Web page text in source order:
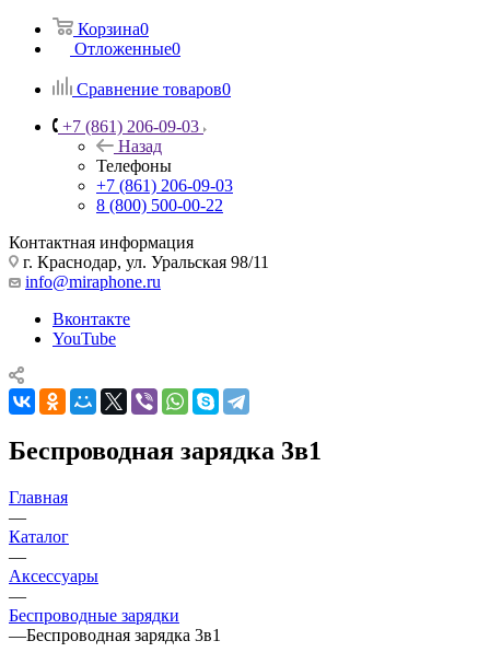
Корзина0
Отложенные0
Сравнение товаров0
+7 (861) 206-09-03
Назад
Телефоны
+7 (861) 206-09-03
8 (800) 500-00-22
Контактная информация
г. Краснодар, ул. Уральская 98/11
info@miraphone.ru
Вконтакте
YouTube
Беспроводная зарядка 3в1
Главная
—
Каталог
—
Аксессуары
—
Беспроводные зарядки
—Беспроводная зарядка 3в1